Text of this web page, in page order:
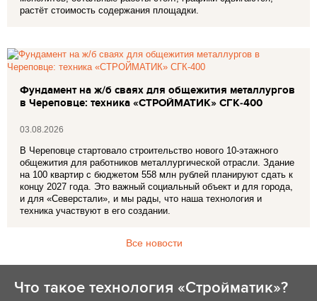
растёт стоимость содержания площадки.
Фундамент на ж/б сваях для общежития металлургов
в Череповце: техника «СТРОЙМАТИК» СГК‑400
03.08.2026
В Череповце стартовало строительство нового 10‑этажного
общежития для работников металлургической отрасли. Здание
на 100 квартир с бюджетом 558 млн рублей планируют сдать к
концу 2027 года. Это важный социальный объект и для города,
и для «Северстали», и мы рады, что наша технология и
техника участвуют в его создании.
Все новости
Что такое технология «Стройматик»?